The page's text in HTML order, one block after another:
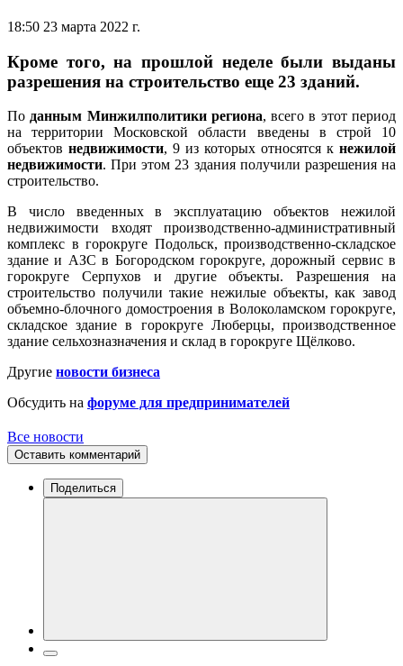
18:50 23 марта 2022 г.
Кроме того, на прошлой неделе были выданы
разрешения на строительство еще 23 зданий.
По данным Минжилполитики региона, всего в этот период
на территории Московской области введены в строй 10
объектов недвижимости, 9 из которых относятся к нежилой
недвижимости. При этом 23 здания получили разрешения на
строительство.
В число введенных в эксплуатацию объектов нежилой
недвижимости входят производственно-административный
комплекс в горокруге Подольск, производственно-складское
здание и АЗС в Богородском горокруге, дорожный сервис в
горокруге Серпухов и другие объекты. Разрешения на
строительство получили такие нежилые объекты, как завод
объемно-блочного домостроения в Волоколамском горокруге,
складское здание в горокруге Люберцы, производственное
здание сельхозназначения и склад в горокруге Щёлково.
Другие новости бизнеса
Обсудить на форуме для предпринимателей
Все новости
Оставить комментарий
Поделиться